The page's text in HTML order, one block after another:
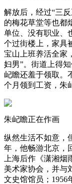
解放后，经过“三
的梅花草堂等也都
单位、没有职业、
个过街楼上，家具
宝山上班养活全家
妇男”。街道上得
屺瞻还羞于领取。
个月领到工资，朱
朱屺瞻正在作画
纵然生活不如意，
年，他畅游北京，
上海后作《潇湘
美术家协会，并与
文史馆馆员；1956